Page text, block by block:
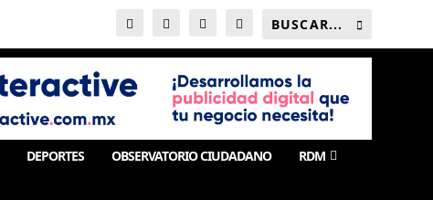
DEPORTES OBSERVATORIO CIUDADANO RDM